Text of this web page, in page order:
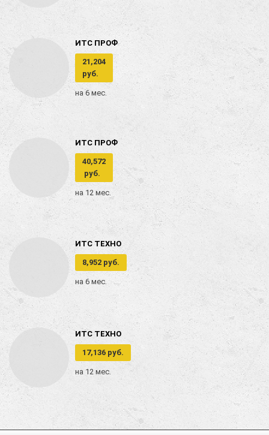
ИТС ПРОФ
21,204
руб.
на 6 мес.
ИТС ПРОФ
40,572
руб.
на 12 мес.
ИТС ТЕХНО
8,952 руб.
на 6 мес.
ИТС ТЕХНО
17,136 руб.
на 12 мес.